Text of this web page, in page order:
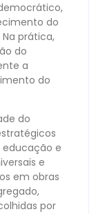
do
prática,
do
a
do
do
e
e
em obras
por